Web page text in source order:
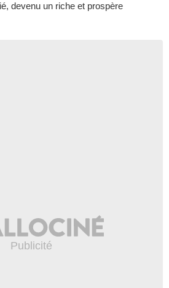
devenu un riche et prospère